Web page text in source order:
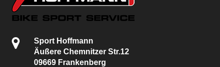
Sport Hoffmann
Äußere Chemnitzer Str.12
09669 Frankenberg